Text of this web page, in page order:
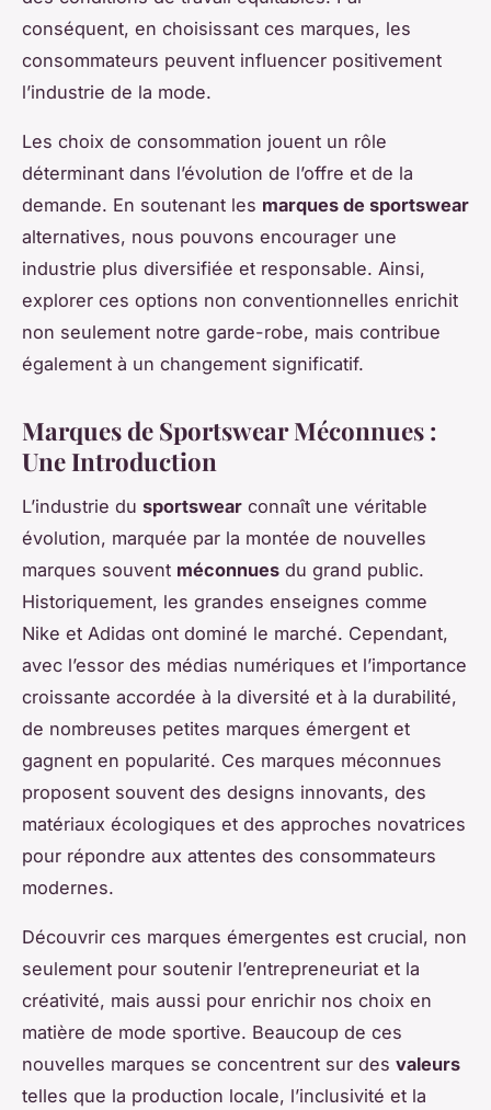
conséquent, en choisissant ces marques, les
consommateurs peuvent influencer positivement
l’industrie de la mode.
Les choix de consommation jouent un rôle
déterminant dans l’évolution de l’offre et de la
demande. En soutenant les marques de sportswear
alternatives, nous pouvons encourager une
industrie plus diversifiée et responsable. Ainsi,
explorer ces options non conventionnelles enrichit
non seulement notre garde-robe, mais contribue
également à un changement significatif.
Marques de Sportswear Méconnues :
Une Introduction
L’industrie du sportswear connaît une véritable
évolution, marquée par la montée de nouvelles
marques souvent méconnues du grand public.
Historiquement, les grandes enseignes comme
Nike et Adidas ont dominé le marché. Cependant,
avec l’essor des médias numériques et l’importance
croissante accordée à la diversité et à la durabilité,
de nombreuses petites marques émergent et
gagnent en popularité. Ces marques méconnues
proposent souvent des designs innovants, des
matériaux écologiques et des approches novatrices
pour répondre aux attentes des consommateurs
modernes.
Découvrir ces marques émergentes est crucial, non
seulement pour soutenir l’entrepreneuriat et la
créativité, mais aussi pour enrichir nos choix en
matière de mode sportive. Beaucoup de ces
nouvelles marques se concentrent sur des valeurs
telles que la production locale, l’inclusivité et la